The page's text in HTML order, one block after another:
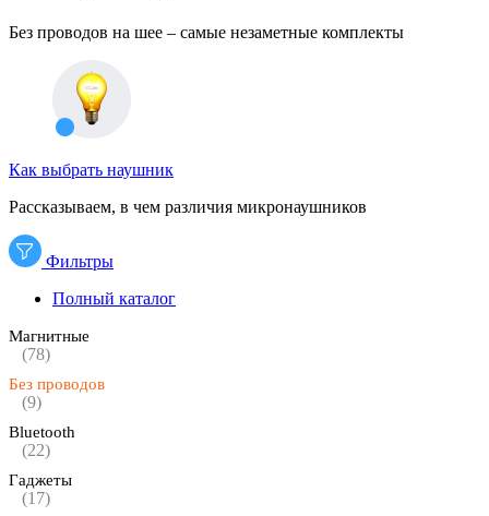
Без проводов на шее – самые незаметные комплекты
Как выбрать наушник
Рассказываем, в чем различия микронаушников
Фильтры
Полный каталог
Магнитные
(78)
Без проводов
(9)
Bluetooth
(22)
Гаджеты
(17)